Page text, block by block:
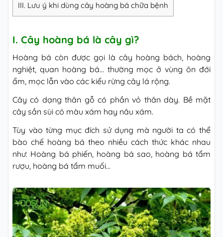
III. Lưu ý khi dùng cây hoàng bá chữa bệnh
I. Cây hoàng bá là cây gì?
Hoàng bá còn được gọi là cây hoàng bách, hoàng
nghiệt, quan hoàng bá… thường mọc ở vùng ôn đới
ẩm, mọc lẫn vào các kiểu rừng cây lá rộng.
Cây có dạng thân gỗ có phần vỏ thân dày. Bề mặt
cây sần sùi có màu xám hay nâu xám.
Tùy vào từng mục đích sử dụng mà người ta có thể
bào chế hoàng bá theo nhiều cách thức khác nhau
như: Hoàng bá phiến, hoàng bá sao, hoàng bá tẩm
rượu, hoàng bá tẩm muối…